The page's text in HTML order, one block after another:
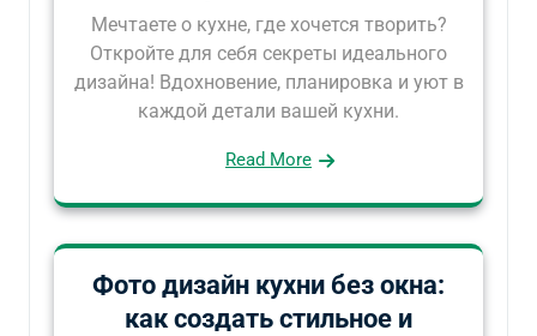
Мечтаете о кухне, где хочется творить?
Откройте для себя секреты идеального
дизайна! Вдохновение, планировка и уют в
каждой детали вашей кухни.
Read More
Фото дизайн кухни без окна:
как создать стильное и